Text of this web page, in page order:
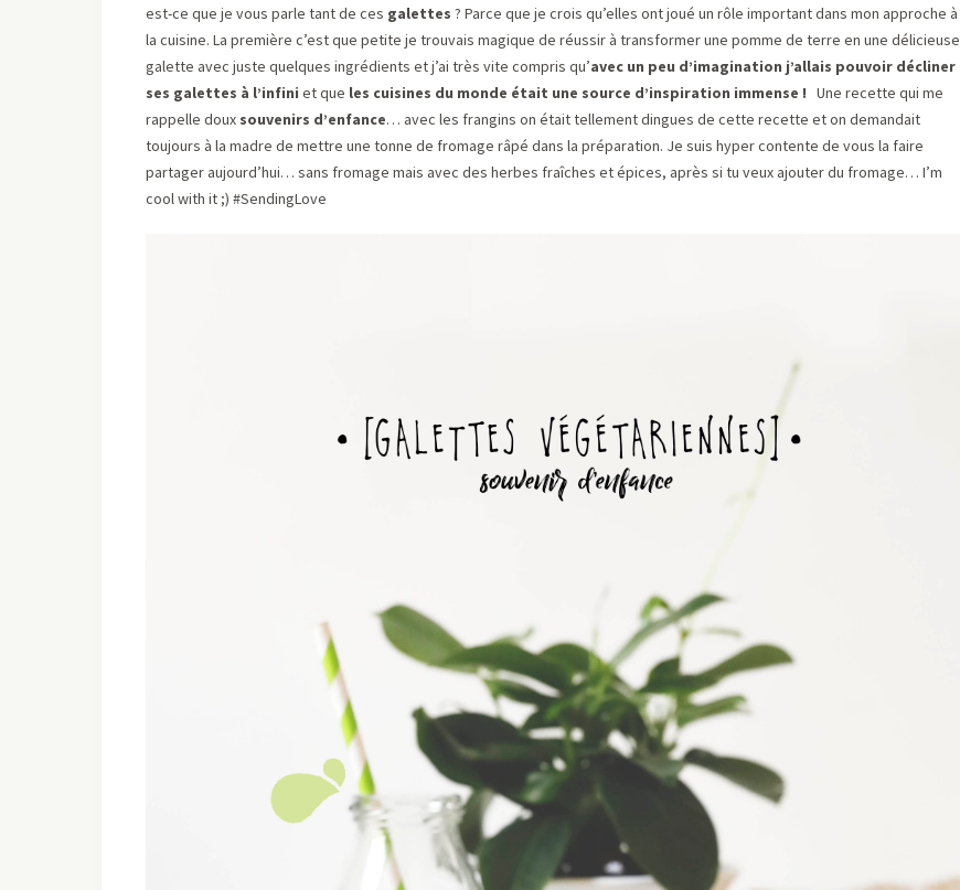
est-ce que je vous parle tant de ces galettes ? Parce que je crois qu’elles ont joué un rôle important dans mon approche à
la cuisine. La première c’est que petite je trouvais magique de réussir à transformer une pomme de terre en une délicieuse
galette avec juste quelques ingrédients et j’ai très vite compris qu’avec un peu d’imagination j’allais pouvoir décliner
ses galettes à l’infini et que les cuisines du monde était une source d’inspiration immense ! Une recette qui me
rappelle doux souvenirs d’enfance… avec les frangins on était tellement dingues de cette recette et on demandait
toujours à la madre de mettre une tonne de fromage râpé dans la préparation. Je suis hyper contente de vous la faire
partager aujourd’hui… sans fromage mais avec des herbes fraîches et épices, après si tu veux ajouter du fromage… I’m
cool with it ;) #SendingLove